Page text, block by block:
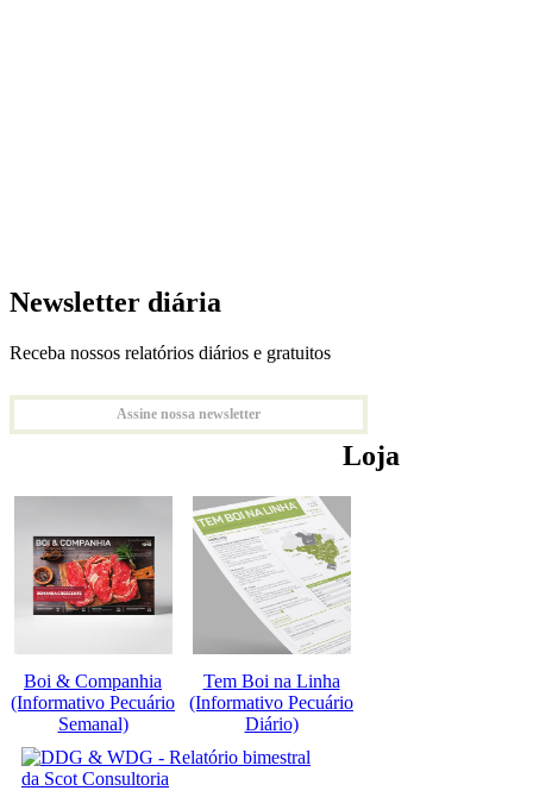
Newsletter diária
Receba nossos relatórios diários e gratuitos
Assine nossa newsletter
Loja
Boi & Companhia
(Informativo Pecuário
Semanal)
Tem Boi na Linha
(Informativo Pecuário
Diário)